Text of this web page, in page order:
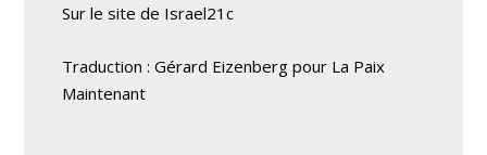
Sur le site de Israel21c
Traduction : Gérard Eizenberg pour La Paix
Maintenant